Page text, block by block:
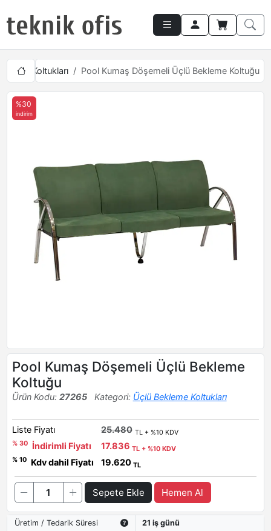
Koltukları Pool Kumaş Döşemeli Üçlü Bekleme Koltuğu
%30
indirim
Pool Kumaş Döşemeli Üçlü Bekleme
Koltuğu
Ürün Kodu: 27265 Kategori: Üçlü Bekleme Koltukları
Liste Fiyatı 25.480 TL + %10 KDV
% 30
İndirimli Fiyatı 17.836 TL + %10 KDV
% 10
Kdv dahil Fiyatı 19.620 TL
Sepete Ekle Hemen Al
Üretim / Tedarik Süresi
21 iş günü